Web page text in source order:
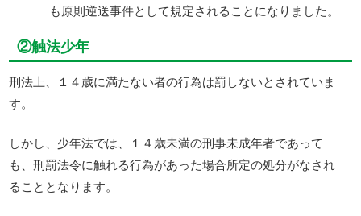
も原則逆送事件として規定されることになりました。
②触法少年
刑法上、１４歳に満たない者の行為は罰しないとされていま
す。
しかし、少年法では、１４歳未満の刑事未成年者であって
も、刑罰法令に触れる行為があった場合所定の処分がなされ
ることとなります。